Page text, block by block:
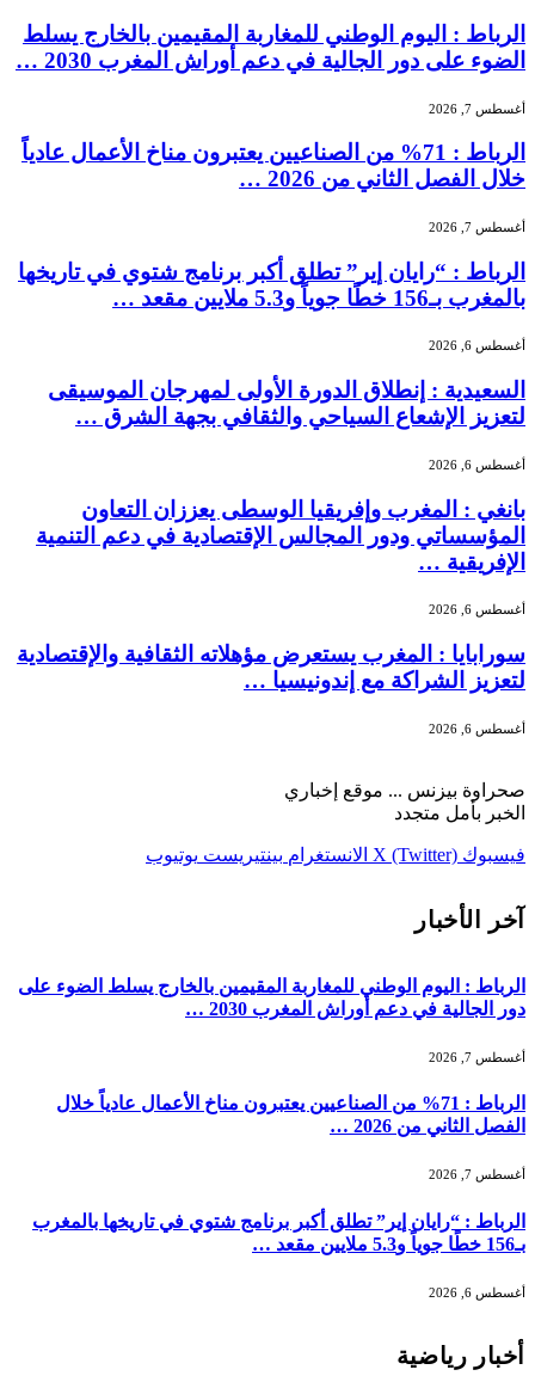
الرباط : اليوم الوطني للمغاربة المقيمين بالخارج يسلط
الضوء على دور الجالية في دعم أوراش المغرب 2030 …
أغسطس 7, 2026
الرباط : 71% من الصناعيين يعتبرون مناخ الأعمال عادياً
خلال الفصل الثاني من 2026 …
أغسطس 7, 2026
الرباط : “رايان إير” تطلق أكبر برنامج شتوي في تاريخها
بالمغرب بـ156 خطًا جوياً و5.3 ملايين مقعد …
أغسطس 6, 2026
السعيدية : إنطلاق الدورة الأولى لمهرجان الموسيقى
لتعزيز الإشعاع السياحي والثقافي بجهة الشرق …
أغسطس 6, 2026
بانغي : المغرب وإفريقيا الوسطى يعززان التعاون
المؤسساتي ودور المجالس الإقتصادية في دعم التنمية
الإفريقية …
أغسطس 6, 2026
سورابايا : المغرب يستعرض مؤهلاته الثقافية والإقتصادية
لتعزيز الشراكة مع إندونيسيا …
أغسطس 6, 2026
صحراوة بيزنس ... موقع إخباري
الخبر بأمل متجدد
فيسبوك X (Twitter) الانستغرام بينتيريست يوتيوب
آخر الأخبار
الرباط : اليوم الوطني للمغاربة المقيمين بالخارج يسلط الضوء على
دور الجالية في دعم أوراش المغرب 2030 …
أغسطس 7, 2026
الرباط : 71% من الصناعيين يعتبرون مناخ الأعمال عادياً خلال
الفصل الثاني من 2026 …
أغسطس 7, 2026
الرباط : “رايان إير” تطلق أكبر برنامج شتوي في تاريخها بالمغرب
بـ156 خطًا جوياً و5.3 ملايين مقعد …
أغسطس 6, 2026
أخبار رياضية